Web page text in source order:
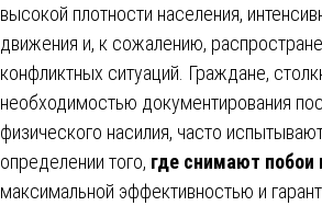
высокой плотности населения,
движения и, к сожалению,
конфликтных ситуаций. Граждане,
необходимостью документирования
физического насилия, часто
определении того, где снимают побои
максимальной эффективностью и